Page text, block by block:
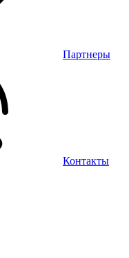
Партнеры
Контакты